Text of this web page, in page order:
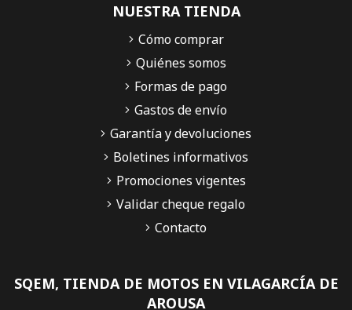
SQEM, TIENDA DE MOTOS EN VILAGARCÍA DE
AROUSA
NUESTRA TIENDA
Cómo comprar
Quiénes somos
Formas de pago
Gastos de envío
Garantía y devoluciones
Boletines informativos
Promociones vigentes
Validar cheque regalo
Contacto